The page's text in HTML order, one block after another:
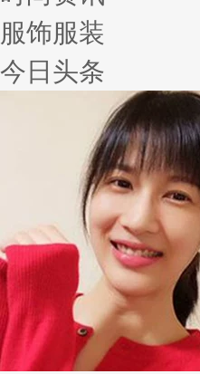
服饰服装
今日头条